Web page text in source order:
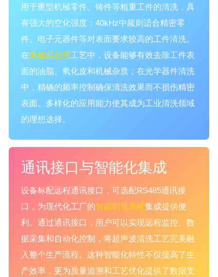
用于重型机械零件、铸件等粗重工件的清洗，具
有强大的空化强度；40kHz中频则适合精密零
件、电子元器件等对表面要求较高的工件清洗。
在电镀前处理工艺中，设备能够有效去除工件表
面的油脂、氧化皮和机械杂质；在光学器件清洗
中，精确的频率控制确保清洗效果而不损伤精密
表面。多样化的应用能力使其成为工业清洗领域
的理想选择。
通讯接口与智能化集成
设备标配远程通讯接口，可选配RS485通讯接
口，为现代化工厂的智能制造系统集成提供便
利。通过通讯接口，用户可以实现远程监控、数
据采集和自动化控制，将超声波清洗工艺完美融
入整个生产流程。这种智能化特性不仅提高了生
产效率，更为质量追溯和工艺优化提供了数据支